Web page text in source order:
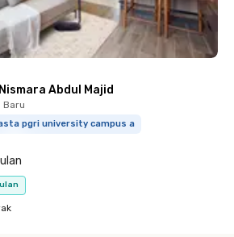
Abdul Majid
Baru
pgri university campus a